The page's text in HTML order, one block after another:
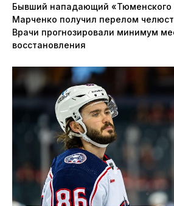
Бывший нападающий «Тюменского
Марченко получил перелом
Врачи прогнозировали минимум
восстановления